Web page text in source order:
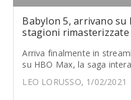
Babylon 5, arrivano su
stagioni rimasterizzate
Arriva finalmente in
su HBO Max, la saga
LEO LORUSSO, 1/02/2021